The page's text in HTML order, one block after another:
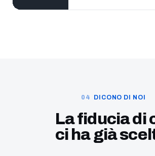
DICONO DI NOI
La fiducia di
ci ha già